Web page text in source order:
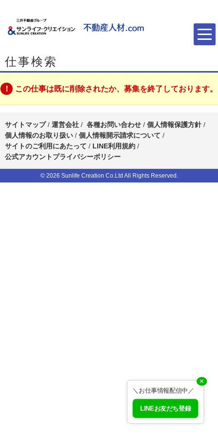
仕事検索
この仕事は既に削除されたか、募集を終了しております。
サイトマップ/ 運営会社 / 各種お問い合わせ / 個人情報保護方針 /
個人情報のお取り扱い / 個人情報開示請求について /
サイトのご利用にあたって / LINE利用規約 /
公式アカウントプライバシーポリシー
✕
＼お仕事情報配信中／
LINEお友だち登録
© 2026 Sunlife Creation Co.Ltd All Rights Reserved.